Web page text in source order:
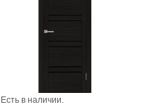
Есть в наличии.